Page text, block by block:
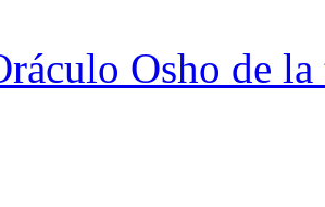
Osho de